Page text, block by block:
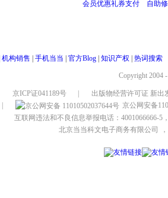
会员优惠礼券支付
自助
机构销售 手机当当 官方Blog 知识产权 热词搜索
Copyright 2004
京ICP证041189号
出版物经营许可证 新出
京公网安备
互联网违法和不良信息举报电话：4001066666-5
北京当当科文电子商务有限公司